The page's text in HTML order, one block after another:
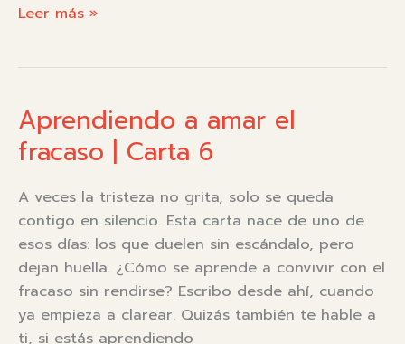
Viaje
Leer más »
Aprendiendo a amar el
fracaso | Carta 6
A veces la tristeza no grita, solo se queda
contigo en silencio. Esta carta nace de uno de
esos días: los que duelen sin escándalo, pero
dejan huella. ¿Cómo se aprende a convivir con el
fracaso sin rendirse? Escribo desde ahí, cuando
ya empieza a clarear. Quizás también te hable a
ti, si estás aprendiendo